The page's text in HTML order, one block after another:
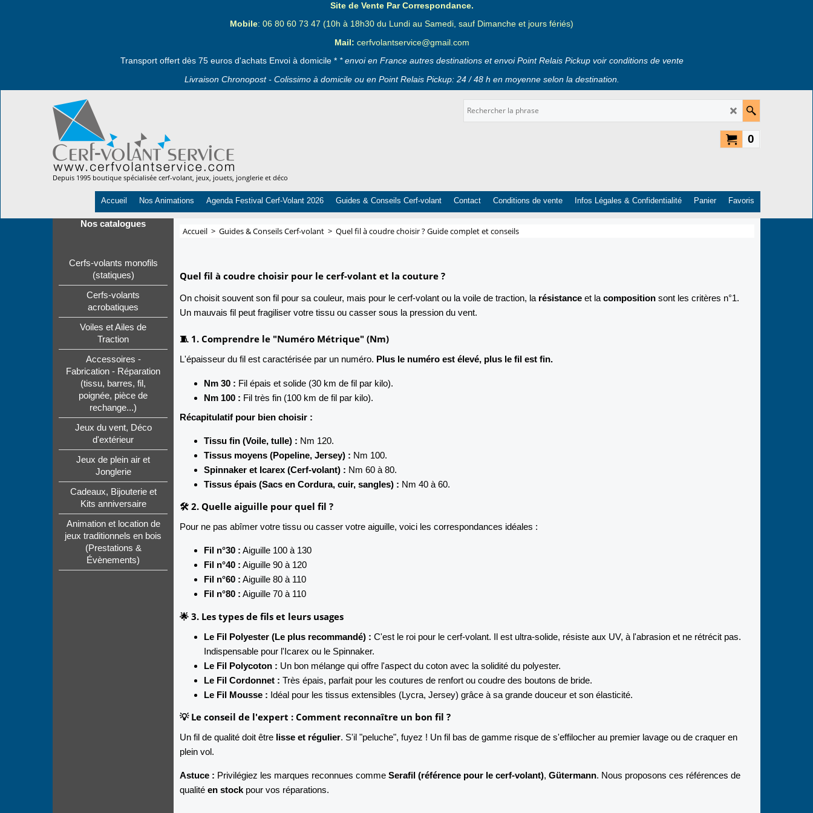
Site de Vente Par Correspondance.
Mobile: 06 80 60 73 47 (10h à 18h30 du Lundi au Samedi, sauf Dimanche et jours fériés)
Mail: cerfvolantservice@gmail.com
Transport offert dès 75 euros d'achats Envoi à domicile * * envoi en France autres destinations et envoi Point Relais Pickup voir conditions de vente
Livraison Chronopost - Colissimo à domicile ou en Point Relais Pickup: 24 / 48 h en moyenne selon la destination.
Depuis 1995 boutique spécialisée cerf-volant, jeux, jouets, jonglerie et déco
0
Accueil Nos Animations Agenda Festival Cerf-Volant 2026 Guides & Conseils Cerf-volant Contact Conditions de vente Infos Légales & Confidentialité Panier Favoris
Nos catalogues
Cerfs-volants monofils
(statiques)
Cerfs-volants
acrobatiques
Voiles et Ailes de
Traction
Accessoires -
Fabrication - Réparation
(tissu, barres, fil,
poignée, pièce de
rechange...)
Jeux du vent, Déco
d'extérieur
Jeux de plein air et
Jonglerie
Cadeaux, Bijouterie et
Kits anniversaire
Animation et location de
jeux traditionnels en bois
(Prestations &
Évènements)
Accueil > Guides & Conseils Cerf-volant > Quel fil à coudre choisir ? Guide complet et conseils
Quel fil à coudre choisir pour le cerf-volant et la couture ?
On choisit souvent son fil pour sa couleur, mais pour le cerf-volant ou la voile de traction, la résistance et la composition sont les critères n°1.
Un mauvais fil peut fragiliser votre tissu ou casser sous la pression du vent.
🧵 1. Comprendre le "Numéro Métrique" (Nm)
L'épaisseur du fil est caractérisée par un numéro. Plus le numéro est élevé, plus le fil est fin.
Nm 30 : Fil épais et solide (30 km de fil par kilo).
Nm 100 : Fil très fin (100 km de fil par kilo).
Récapitulatif pour bien choisir :
Tissu fin (Voile, tulle) : Nm 120.
Tissus moyens (Popeline, Jersey) : Nm 100.
Spinnaker et Icarex (Cerf-volant) : Nm 60 à 80.
Tissus épais (Sacs en Cordura, cuir, sangles) : Nm 40 à 60.
🛠️ 2. Quelle aiguille pour quel fil ?
Pour ne pas abîmer votre tissu ou casser votre aiguille, voici les correspondances idéales :
Fil n°30 : Aiguille 100 à 130
Fil n°40 : Aiguille 90 à 120
Fil n°60 : Aiguille 80 à 110
Fil n°80 : Aiguille 70 à 110
🌟 3. Les types de fils et leurs usages
Le Fil Polyester (Le plus recommandé) : C'est le roi pour le cerf-volant. Il est ultra-solide, résiste aux UV, à l'abrasion et ne rétrécit pas.
Indispensable pour l'Icarex ou le Spinnaker.
Le Fil Polycoton : Un bon mélange qui offre l'aspect du coton avec la solidité du polyester.
Le Fil Cordonnet : Très épais, parfait pour les coutures de renfort ou coudre des boutons de bride.
Le Fil Mousse : Idéal pour les tissus extensibles (Lycra, Jersey) grâce à sa grande douceur et son élasticité.
💡 Le conseil de l'expert : Comment reconnaître un bon fil ?
Un fil de qualité doit être lisse et régulier. S'il "peluche", fuyez ! Un fil bas de gamme risque de s'effilocher au premier lavage ou de craquer en
plein vol.
Astuce : Privilégiez les marques reconnues comme Serafil (référence pour le cerf-volant), Gütermann. Nous proposons ces références de
qualité en stock pour vos réparations.